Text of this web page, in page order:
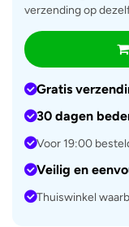
verzending op
Gratis
30 dagen
Voor 19:00
Veilig en
Thuiswinkel